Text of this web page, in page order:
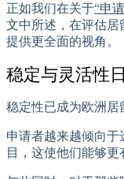
正如我们在关于“申
文中所述，在评估居
提供更全面的视角。
稳定与灵活性
稳定性已成为欧洲居
申请者越来越倾向
目，这使他们能够更